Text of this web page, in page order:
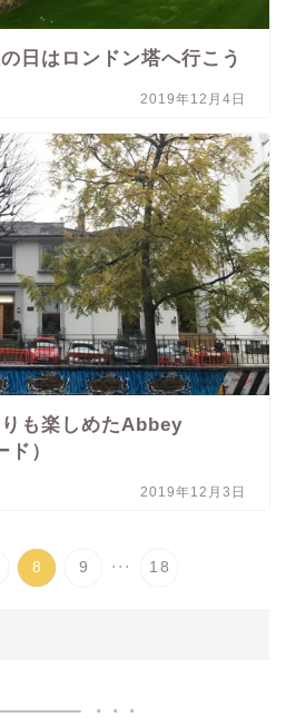
日はロンドン塔へ行こう
2019年12月4日
りも楽しめたAbbey
）
2019年12月3日
8 9 ... 18